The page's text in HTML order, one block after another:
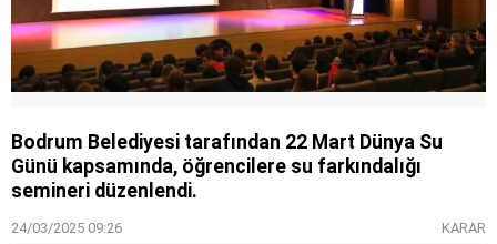
Bodrum Belediyesi tarafından 22 Mart Dünya Su
Günü kapsamında, öğrencilere su farkındalığı
semineri düzenlendi.
24/03/2025 09:26 KARAR